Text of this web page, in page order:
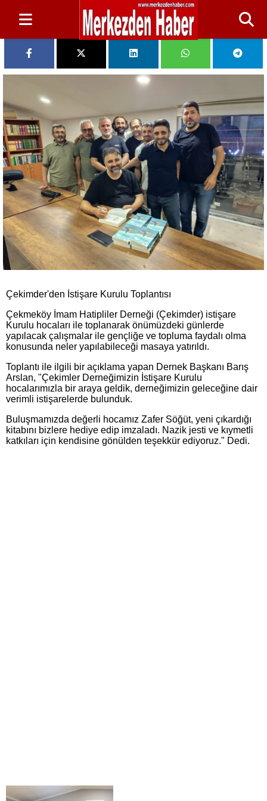
Çekimder'den İstişare Kurulu Toplantısı
Çekmeköy İmam Hatipliler Derneği (Çekimder) istişare
Kurulu hocaları ile toplanarak önümüzdeki günlerde
yapılacak çalışmalar ile gençliğe ve topluma faydalı olma
konusunda neler yapılabileceği masaya yatırıldı.
Toplantı ile ilgili bir açıklama yapan Dernek Başkanı Barış
Arslan, "Çekimler Derneğimizin İstişare Kurulu
hocalarımızla bir araya geldik, derneğimizin geleceğine dair
verimli istişarelerde bulunduk.
Buluşmamızda değerli hocamız Zafer Söğüt, yeni çıkardığı
kitabını bizlere hediye edip imzaladı. Nazik jesti ve kıymetli
katkıları için kendisine gönülden teşekkür ediyoruz." Dedi.